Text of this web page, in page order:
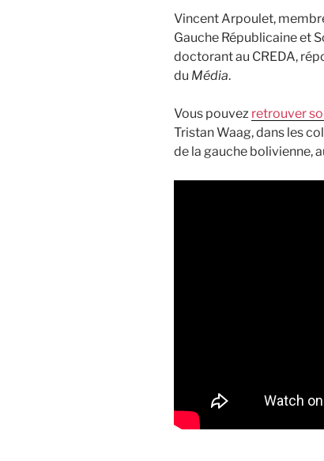
Vincent Arpoulet,
Gauche Républicaine et
doctorant au CREDA,
du Média.
Vous pouvez retrouver
Tristan Waag, dans les
de la gauche bolivienne,